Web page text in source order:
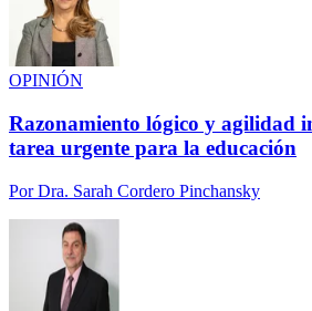
OPINIÓN
Razonamiento lógico y agilidad
tarea urgente para la educación
PorDra. Sarah Cordero Pinchansky